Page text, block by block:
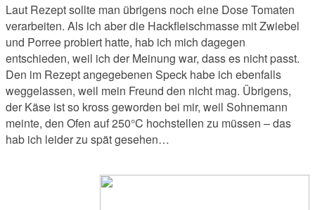
Laut Rezept sollte man übrigens noch eine Dose Tomaten
verarbeiten. Als ich aber die Hackfleischmasse mit Zwiebel
und Porree probiert hatte, hab ich mich dagegen
entschieden, weil ich der Meinung war, dass es nicht passt.
Den im Rezept angegebenen Speck habe ich ebenfalls
weggelassen, weil mein Freund den nicht mag. Übrigens,
der Käse ist so kross geworden bei mir, weil Sohnemann
meinte, den Ofen auf 250°C hochstellen zu müssen – das
hab ich leider zu spät gesehen…